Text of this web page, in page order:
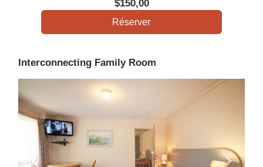
$150,00
Interconnecting Family Room